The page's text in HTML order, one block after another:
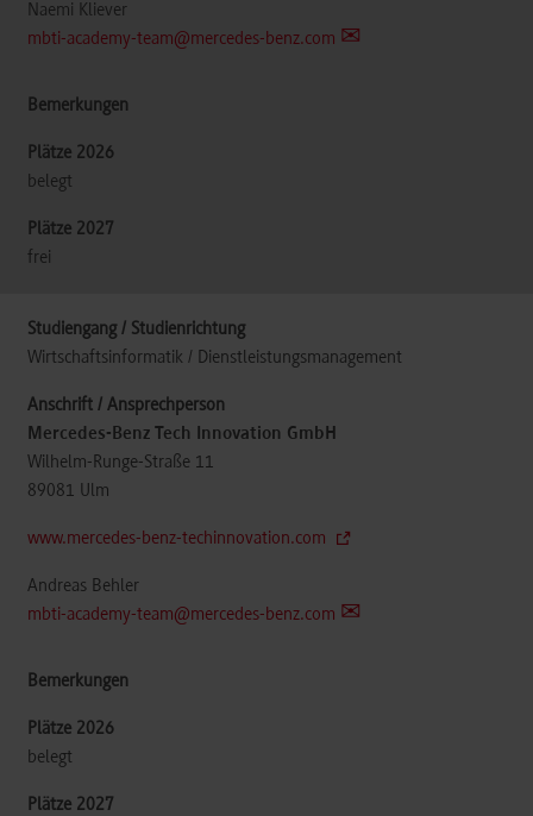
Naemi Kliever
mbti-academy-team@mercedes-benz.com
belegt
frei
Wirtschaftsinformatik / Dienstleistungsmanagement
Mercedes-Benz Tech Innovation GmbH
Wilhelm-Runge-Straße 11
89081 Ulm
www.mercedes-benz-techinnovation.com
Andreas Behler
mbti-academy-team@mercedes-benz.com
belegt